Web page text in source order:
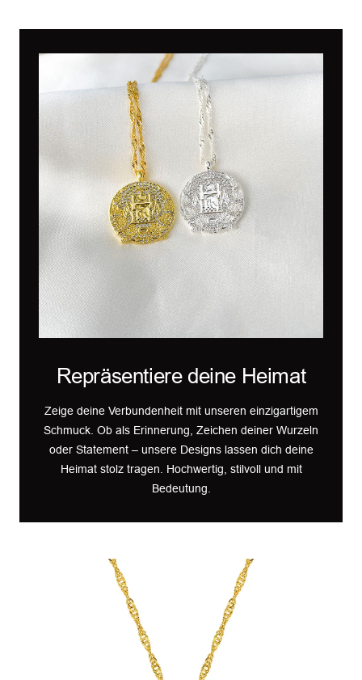
Repräsentiere deine Heimat
Zeige deine Verbundenheit mit unseren einzigartigem
Schmuck. Ob als Erinnerung, Zeichen deiner Wurzeln
oder Statement – unsere Designs lassen dich deine
Heimat stolz tragen. Hochwertig, stilvoll und mit
Bedeutung.